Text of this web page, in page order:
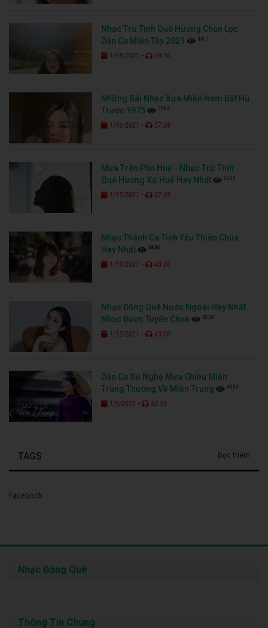
Nhạc Trữ Tình Quê Hương Chọn Lọc
Dân Ca Miền Tây 2021
4411
1/18/2021 - 50:16
Những Bài Nhạc Xưa Miền Nam Bất Hủ
Trước 1975
3984
1/16/2021 - 57:08
Mưa Trên Phố Huế - Nhạc Trữ Tình
Quê Hương Xứ Huế Hay Nhất
3298
1/15/2021 - 52:39
Nhạc Thánh Ca Tình Yêu Thiên Chúa
Hay Nhất
3840
1/13/2021 - 40:00
Nhạc Đồng Quê Nước Ngoài Hay Nhất
Nhạc Được Tuyển Chọn
4238
1/12/2021 - 43:00
Dân Ca Xứ Nghệ Mưa Chiều Miền
Trung Thương Về Miền Trung
4984
1/9/2021 - 52:39
TAGS Đọc thêm
Facebook
Nhạc Đồng Quê
Thông Tin Chung